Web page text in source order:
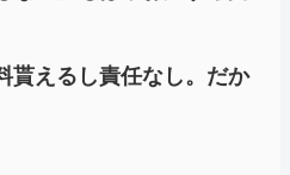
貰えるし責任なし。だか